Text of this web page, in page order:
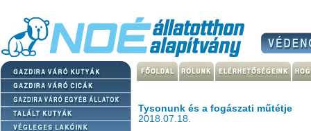
Tysonunk és a fogászati műtétje
2018.07.18.